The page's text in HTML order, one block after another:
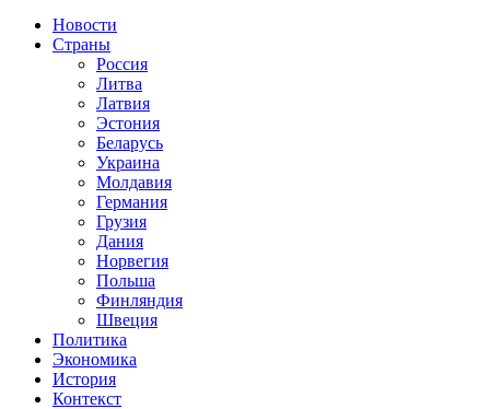
Новости
Страны
Россия
Литва
Латвия
Эстония
Беларусь
Украина
Молдавия
Германия
Грузия
Дания
Норвегия
Польша
Финляндия
Швеция
Политика
Экономика
История
Контекст